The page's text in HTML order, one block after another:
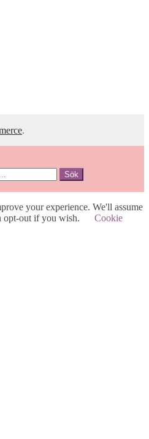
.
Sök
your experience. We'll assume
opt-out if you wish.
Cookie